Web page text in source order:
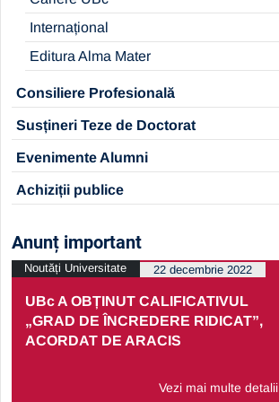
Internațional
Editura Alma Mater
Consiliere Profesională
Susțineri Teze de Doctorat
Evenimente Alumni
Achiziții publice
Anunț important
UBc A OBȚINUT CALIFICATIVUL
„GRAD DE ÎNCREDERE RIDICAT”,
ACORDAT DE ARACIS
Vezi mai multe detalii
Noutăți Universitate 22 decembrie 2022